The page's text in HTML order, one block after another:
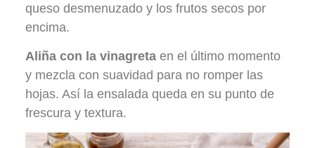
queso desmenuzado y los frutos secos por
encima.
Aliña con la vinagreta en el último momento
y mezcla con suavidad para no romper las
hojas. Así la ensalada queda en su punto de
frescura y textura.